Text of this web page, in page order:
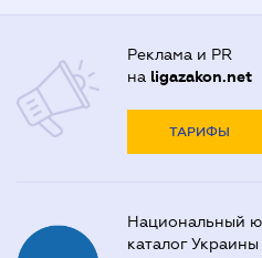
Реклама и PR
на ligazakon.net
ТАРИФЫ
Национальный
каталог Украины